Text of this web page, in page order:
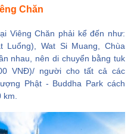
Chăn
Viêng Chăn phải kể đến như:
Luổng), Wat Si Muang, Chùa
nhau, nên di chuyển bằng tuk
VNĐ)/ người cho tất cả các
Phật - Buddha Park cách
km.